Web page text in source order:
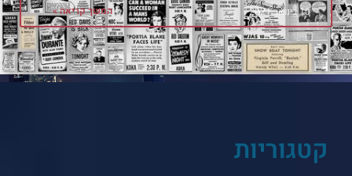
המשך קריאה » 10 בינואר 2021
קטגוריות